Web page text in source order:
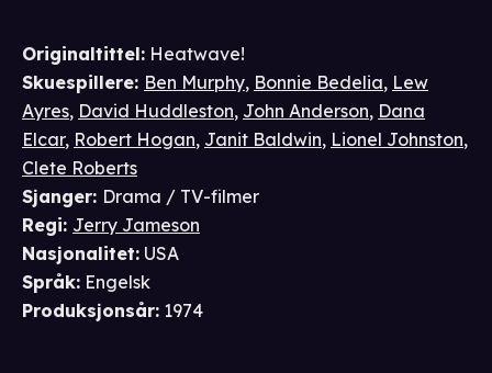
Originaltittel: Heatwave!
Skuespillere: Ben Murphy, Bonnie Bedelia, Lew
Ayres, David Huddleston, John Anderson, Dana
Elcar, Robert Hogan, Janit Baldwin, Lionel Johnston,
Clete Roberts
Sjanger: Drama / TV-filmer
Regi: Jerry Jameson
Nasjonalitet: USA
Språk: Engelsk
Produksjonsår: 1974